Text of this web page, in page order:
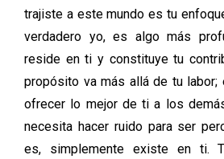
trajiste a este mundo es tu
verdadero yo, es algo más
reside en ti y constituye tu
propósito va más allá de tu
ofrecer lo mejor de ti a los
necesita hacer ruido para ser
es, simplemente existe en ti.